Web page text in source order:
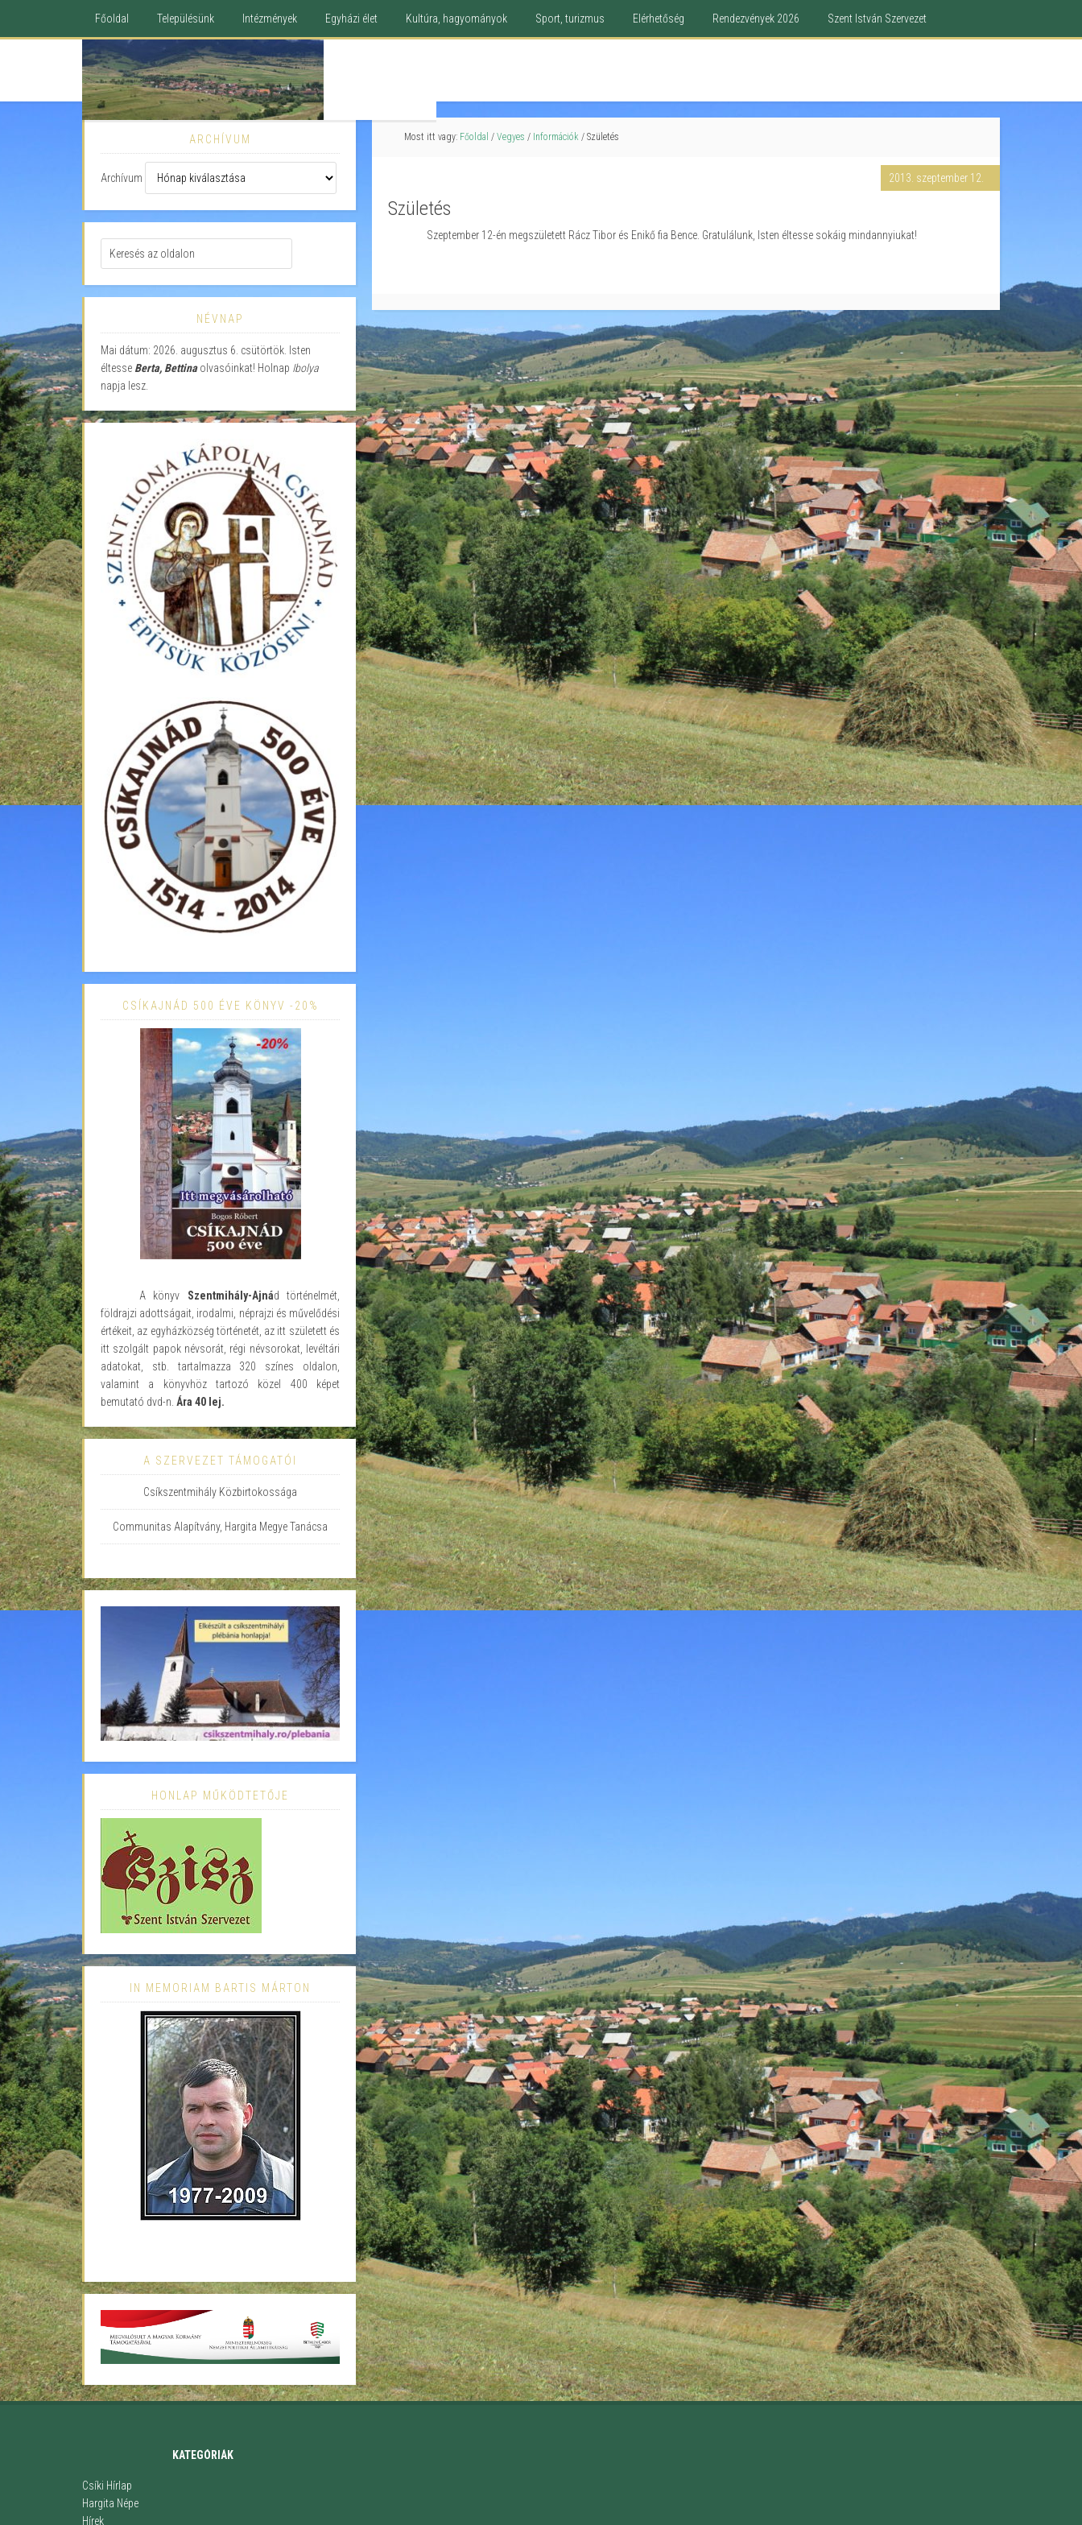
Főoldal Településünk Intézmények Egyházi élet Kultúra, hagyományok Sport, turizmus Elérhetőség Rendezvények 2026 Szent István Szervezet
Most itt vagy: Főoldal / Vegyes / Információk / Születés
2013. szeptember 12.
Születés
Szeptember 12-én megszületett Rácz Tibor és Enikő fia Bence. Gratulálunk, Isten éltesse sokáig mindannyiukat!
ARCHÍVUM
Archívum
NÉVNAP
Mai dátum: 2026. augusztus 6. csütörtök. Isten
éltesse Berta, Bettinaolvasóinkat! Holnap Ibolya
napja lesz.
CSÍKAJNÁD 500 ÉVE KÖNYV -20%
A könyv Szentmihály-Ajnád történelmét,
földrajzi adottságait, irodalmi, néprajzi és művelődési
értékeit, az egyházközség történetét, az itt született és
itt szolgált papok névsorát, régi névsorokat, levéltári
adatokat, stb. tartalmazza 320 színes oldalon,
valamint a könyvhöz tartozó közel 400 képet
bemutató dvd-n. Ára 40 lej.
A SZERVEZET TÁMOGATÓI
Csíkszentmihály Közbirtokossága
Communitas Alapítvány, Hargita Megye Tanácsa
HONLAP MŰKÖDTETŐJE
IN MEMORIAM BARTIS MÁRTON
KATEGÓRIÁK
Csíki Hírlap
Hargita Népe
Hírek